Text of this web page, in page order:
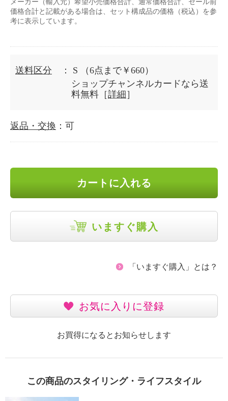
メーカー（輸入元）希望小売価格合計、通常価格合計、セール前
価格合計と記載がある場合は、セット構成品の価格（税込）を参
考に表示しています。
送料区分 ： S
（6点まで￥660）
ショップチャンネルカードなら送
料無料［詳細 ］
返品・交換 ：可
カートに入れる
いますぐ購入
「いますぐ購入」とは？
お気に入りに登録
お買得になるとお知らせします
この商品のスタイリング・ライフスタイル